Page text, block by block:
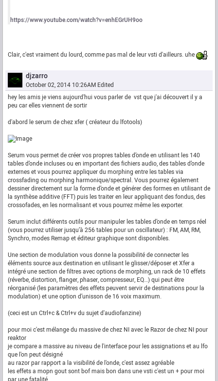
https://www.youtube.com/watch?v=enhEGrUH9oo
Clair, c'est vraiment du lourd, comme pas mal de leur vsti d'ailleurs. uhe
djzarro
October 02, 2014 10:26AM Edited
hey les amis je viens aujourd'hui vous parler de vst que j'ai découvert il y a
peu car elles viennent de sortir
d'abord le serum de chez xfer ( créateur du lfotools)
Serum vous permet de créer vos propres tables d’onde en utilisant les 140
tables d’onde incluses ou en important des fichiers audio, des tables d’onde
externes et vous pourrez appliquer du morphing entre les tables via
crossfading ou morphing harmonique/spectral. Vous pourrez également
dessiner directement sur la forme d’onde et générer des formes en utilisant de
la synthèse additive (FFT) puis les traiter en leur appliquant des fondus, des
crossofades, en les normalisant et vous pourrez même les exporter.
Serum inclut différents outils pour manipuler les tables d’onde en temps réel
(vous pourrez utiliser jusqu’à 256 tables pour un oscillateur) : FM, AM, RM,
Synchro, modes Remap et éditeur graphique sont disponibles.
Une section de modulation vous donne la possibilité de connecter les
éléments source aux destination en utilisant le glisser/déposer et Xfer a
intégré une section de filtres avec options de morphing, un rack de 10 effets
(réverbe, distortion, flanger, phaser, compresseur, EQ…) qui peut être
réorganisé (les paramètres des effets peuvent servir de destinations pour la
modulation) et une option d’unisson de 16 voix maximum.
(ceci est un Ctrl+c & Ctrl+v du sujet d'audiofanzine)
pour moi c'est mélange du massive de chez NI avec le Razor de chez NI pour
reaktor
je compare a massive au niveau de l'interface pour les assignations et au lfo
que l'on peut désigné
au razor par rapport a la visibilité de l'onde, c'est assez agréable
les effets a mopn gout sont bof mais bon dans une vsti c'est un + pour moi